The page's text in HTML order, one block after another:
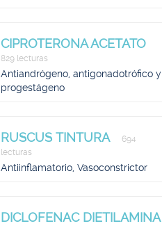
CIPROTERONA ACETATO
829 lecturas
Antiandrógeno, antigonadotrófico y
progestágeno
RUSCUS TINTURA
694
lecturas
Antiinflamatorio, Vasoconstrictor
DICLOFENAC DIETILAMINA